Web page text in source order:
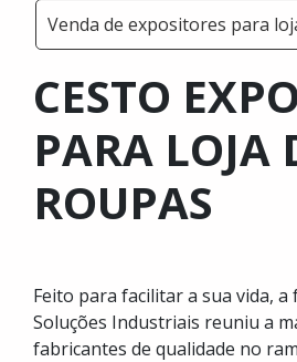
Venda de expositores para
CESTO
PARA LOJA
ROUPAS
Feito para facilitar a sua vida,
Soluções Industriais reuniu a
fabricantes de qualidade no